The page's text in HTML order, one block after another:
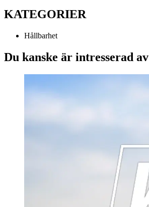
KATEGORIER
Hållbarhet
Du kanske är intresserad av